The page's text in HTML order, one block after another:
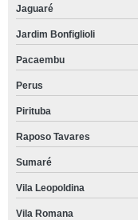
Jaguaré
Jardim Bonfiglioli
Pacaembu
Perus
Pirituba
Raposo Tavares
Sumaré
Vila Leopoldina
Vila Romana